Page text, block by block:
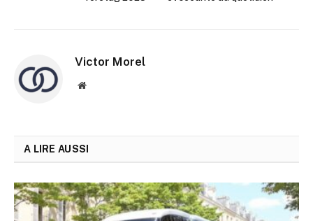
Victor Morel
Site
A LIRE AUSSI